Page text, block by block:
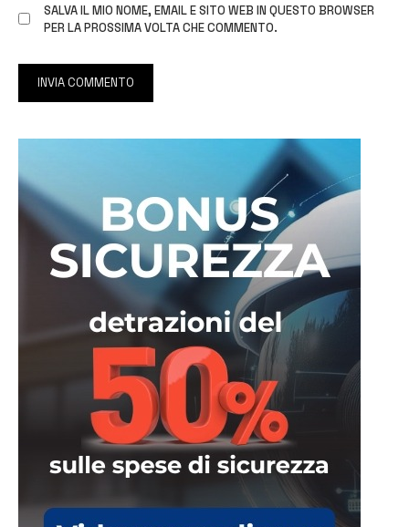
SALVA IL MIO NOME, EMAIL E SITO WEB IN QUESTO BROWSER
PER LA PROSSIMA VOLTA CHE COMMENTO.